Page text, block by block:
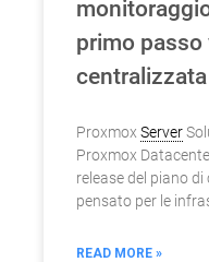
primo passo
Proxmox Server
Proxmox
release del piano
pensato per le
READ MORE »